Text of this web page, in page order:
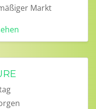
Markt